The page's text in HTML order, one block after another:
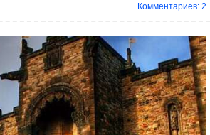
Комментариев: 2